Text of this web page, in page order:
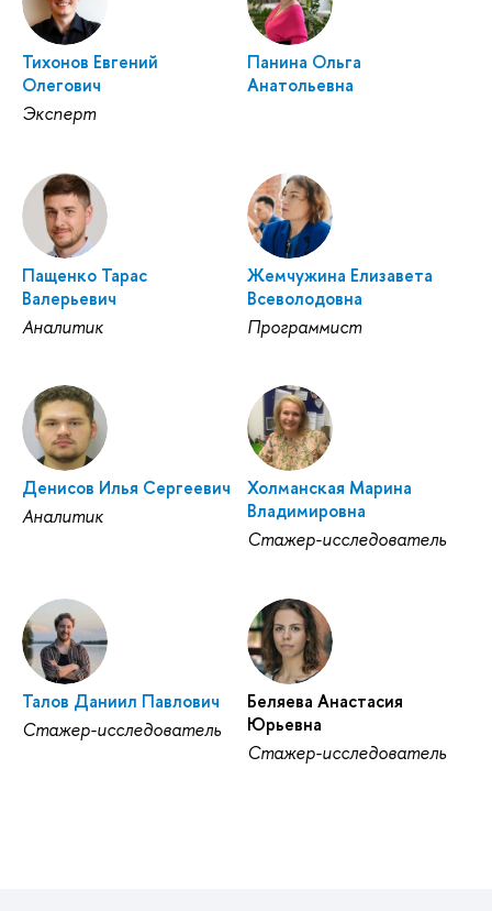
Тихонов Евгений
Олегович
Эксперт
Панина Ольга
Анатольевна
Пащенко Тарас
Валерьевич
Аналитик
Жемчужина Елизавета
Всеволодовна
Программист
Денисов Илья Сергеевич
Аналитик
Холманская Марина
Владимировна
Стажер-исследователь
Талов Даниил Павлович
Стажер-исследователь
Беляева Анастасия
Юрьевна
Стажер-исследователь